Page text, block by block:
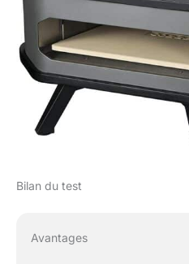
Bilan du test
Avantages